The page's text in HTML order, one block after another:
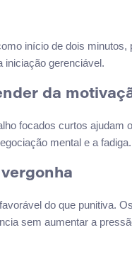
início de dois
iniciação gerenciável.
da
focados curtos ajudam
mental e a fadiga.
do que punitiva.
sem aumentar a